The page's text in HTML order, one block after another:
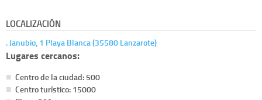
LOCALIZACIÓN
. Janubio, 1 Playa Blanca (35580 Lanzarote)
Lugares cercanos:
Centro de la ciudad: 500
Centro turístico: 15000